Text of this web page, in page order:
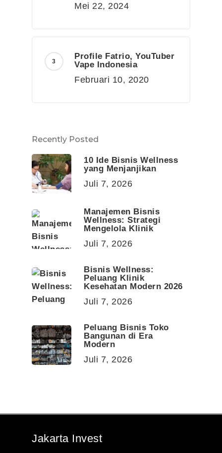
Mei 22, 2024
Profile Fatrio, YouTuber
Vape Indonesia
Februari 10, 2020
Recently Posted
10 Ide Bisnis Wellness
yang Menjanjikan
Juli 7, 2026
Manajemen Bisnis
Wellness: Strategi
Mengelola Klinik
Juli 7, 2026
Bisnis Wellness:
Peluang Klinik
Kesehatan Modern 2026
Juli 7, 2026
Peluang Bisnis Toko
Bangunan di Era
Modern
Juli 7, 2026
Jakarta Invest